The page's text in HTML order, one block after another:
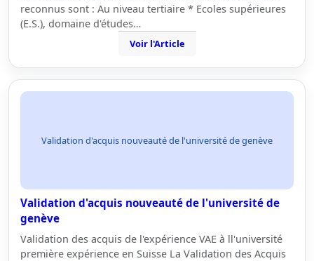
reconnus sont : Au niveau tertiaire * Ecoles supérieures
(E.S.), domaine d'études…
Voir l'Article
Validation d'acquis nouveauté de l'université de genève
Validation d'acquis nouveauté de l'université de
genève
Validation des acquis de l'expérience VAE à ll'université
première expérience en Suisse La Validation des Acquis